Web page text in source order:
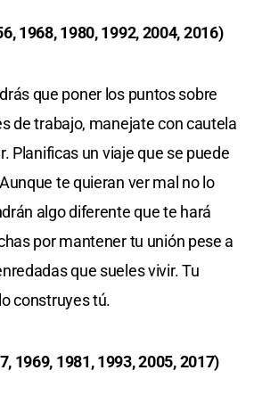
1968, 1980, 1992, 2004, 2016)
que poner los puntos sobre
de trabajo, manejate con cautela
Planificas un viaje que se puede
te quieran ver mal no lo
algo diferente que te hará
por mantener tu unión pese a
que sueles vivir. Tu
construyes tú.
1969, 1981, 1993, 2005, 2017)